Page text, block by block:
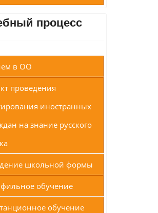
процесс
в ОО
проведения
иностранных
на знание русского
школьной формы
обучение
обучение